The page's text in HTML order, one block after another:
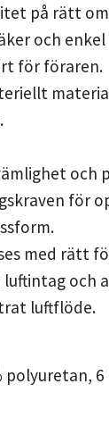
på rätt
och
för föraren.
och
för
med rätt
och
luftflöde.